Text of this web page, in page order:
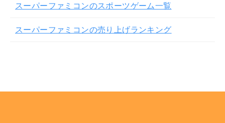
スーパーファミコンのスポーツゲーム一覧
スーパーファミコンの売り上げランキング